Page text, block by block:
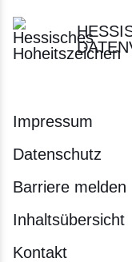
Impressum
Datenschutz
Barriere melden
Inhaltsübersicht
Kontakt